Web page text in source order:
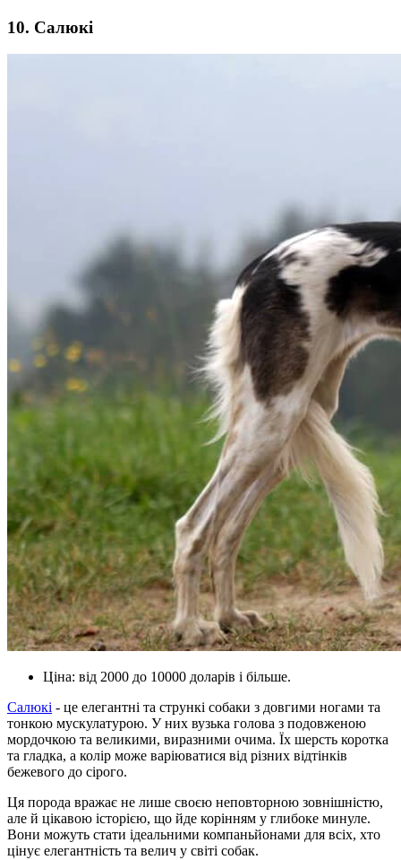
10. Салюкі
Ціна: від 2000 до 10000 доларів і більше.
Салюкі - це елегантні та стрункі собаки з довгими ногами та
тонкою мускулатурою. У них вузька голова з подовженою
мордочкою та великими, виразними очима. Їх шерсть коротка
та гладка, а колір може варіюватися від різних відтінків
бежевого до сірого.
Ця порода вражає не лише своєю неповторною зовнішністю,
але й цікавою історією, що йде корінням у глибоке минуле.
Вони можуть стати ідеальними компаньйонами для всіх, хто
цінує елегантність та велич у світі собак.